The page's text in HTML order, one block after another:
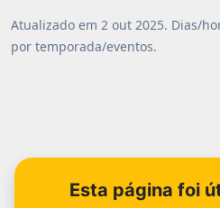
Atualizado em 2 out 2025. Dias/
por temporada/eventos.
Esta página foi